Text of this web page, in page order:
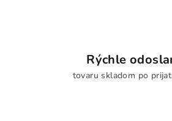
Rýchle
tovaru skladom po